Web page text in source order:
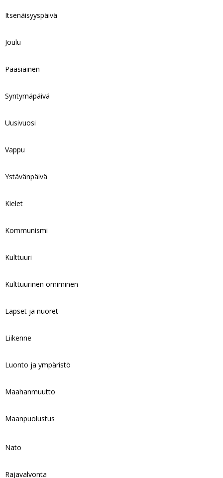
Itsenäisyyspäivä
Joulu
Pääsiäinen
Syntymäpäivä
Uusivuosi
Vappu
Ystävänpäivä
Kielet
Kommunismi
Kulttuuri
Kulttuurinen omiminen
Lapset ja nuoret
Liikenne
Luonto ja ympäristö
Maahanmuutto
Maanpuolustus
Nato
Rajavalvonta